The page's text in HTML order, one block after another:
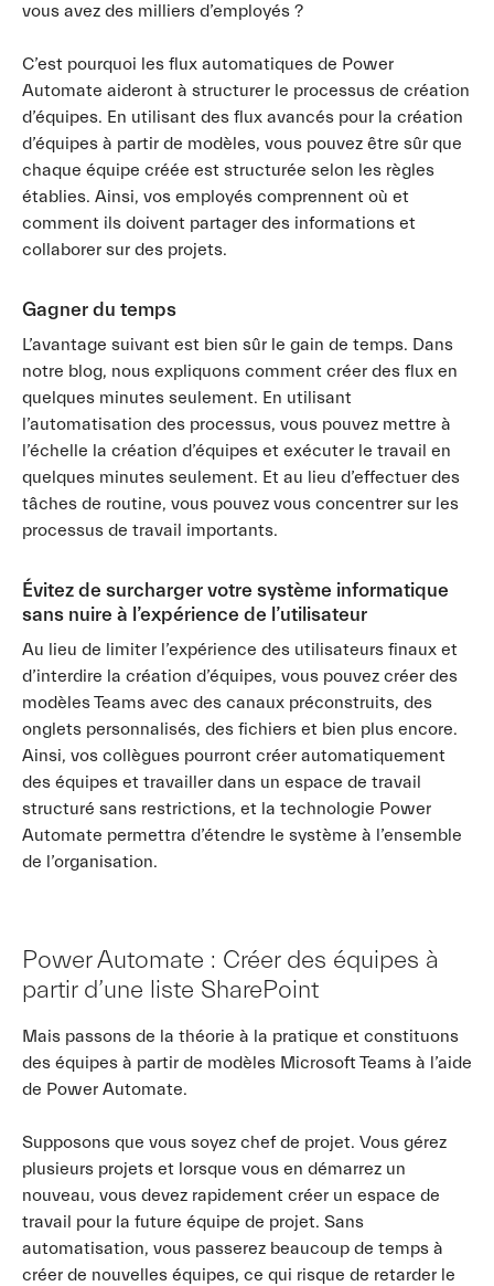
vous avez des milliers d’employés ?
C’est pourquoi les flux automatiques de Power
Automate aideront à structurer le processus de création
d’équipes. En utilisant des flux avancés pour la création
d’équipes à partir de modèles, vous pouvez être sûr que
chaque équipe créée est structurée selon les règles
établies. Ainsi, vos employés comprennent où et
comment ils doivent partager des informations et
collaborer sur des projets.
Gagner du temps
L’avantage suivant est bien sûr le gain de temps. Dans
notre blog, nous expliquons comment créer des flux en
quelques minutes seulement. En utilisant
l’automatisation des processus, vous pouvez mettre à
l’échelle la création d’équipes et exécuter le travail en
quelques minutes seulement. Et au lieu d’effectuer des
tâches de routine, vous pouvez vous concentrer sur les
processus de travail importants.
Évitez de surcharger votre système informatique
sans nuire à l’expérience de l’utilisateur
Au lieu de limiter l’expérience des utilisateurs finaux et
d’interdire la création d’équipes, vous pouvez créer des
modèles Teams avec des canaux préconstruits, des
onglets personnalisés, des fichiers et bien plus encore.
Ainsi, vos collègues pourront créer automatiquement
des équipes et travailler dans un espace de travail
structuré sans restrictions, et la technologie Power
Automate permettra d’étendre le système à l’ensemble
de l’organisation.
Power Automate : Créer des équipes à
partir d’une liste SharePoint
Mais passons de la théorie à la pratique et constituons
des équipes à partir de modèles Microsoft Teams à l’aide
de Power Automate.
Supposons que vous soyez chef de projet. Vous gérez
plusieurs projets et lorsque vous en démarrez un
nouveau, vous devez rapidement créer un espace de
travail pour la future équipe de projet. Sans
automatisation, vous passerez beaucoup de temps à
créer de nouvelles équipes, ce qui risque de retarder le